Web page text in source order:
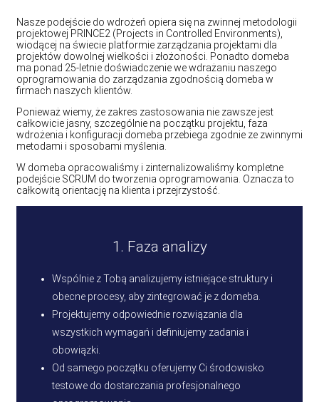
Nasze podejście do wdrożeń opiera się na zwinnej metodologii
projektowej PRINCE2 (Projects in Controlled Environments),
wiodącej na świecie platformie zarządzania projektami dla
projektów dowolnej wielkości i złożoności. Ponadto domeba
ma ponad 25-letnie doświadczenie we wdrażaniu naszego
oprogramowania do zarządzania zgodnością domeba w
firmach naszych klientów.
Ponieważ wiemy, że zakres zastosowania nie zawsze jest
całkowicie jasny, szczególnie na początku projektu, faza
wdrożenia i konfiguracji domeba przebiega zgodnie ze zwinnymi
metodami i sposobami myślenia.
W domeba opracowaliśmy i zinternalizowaliśmy kompletne
podejście SCRUM do tworzenia oprogramowania. Oznacza to
całkowitą orientację na klienta i przejrzystość.
1. Faza analizy
Wspólnie z Tobą analizujemy istniejące struktury i
obecne procesy, aby zintegrować je z domeba.
Projektujemy odpowiednie rozwiązania dla
wszystkich wymagań i definiujemy zadania i
obowiązki.
Od samego początku oferujemy Ci środowisko
testowe do dostarczania profesjonalnego